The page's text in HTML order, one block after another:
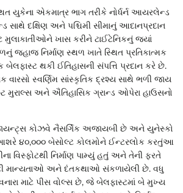
યુકેના એકમાત્ર ભાગ તરીકે નોર્ધર્ન આયરલેન્ડ
દક્ષિણ અને પશ્ચિમી સીમાનું આદાનપ્રદાન
મુલાકાતીઓને ખાસ કરીને ટાઈટેનિકનું જ્યાં
જહાજ નિર્માણ સ્થળ ખાતે સ્થિત પ્રતિકાત્મક
બેલફાસ્ટ થકી ઈતિહાસની સંપત્તિ પ્રદાન કરે છે.
સ્વર્ણિમ સાંસ્કૃતિક દ્રશ્ય સાથે ભળી જાય
મુરાલ્સ અને ઐતિહાસિક ગ્રાન્ડ ઓપેરા હાઉસનો
કોઝવે નૈસર્ગિક અજાયબી છે અને યુનેસ્કો
૪૦,૦૦૦ બેસોલ્ટ કોલમોને ઈન્ટરલોક કરતુંઆ
વિસ્ફોટથી નિર્માણ પામ્યું હતું અને તેની ફરતે
માન્યતાઓ અને દંતકથાઓ સંકળાયેલી છે. વધુ
માટે પીસ વોલ્સ છે, જે બેલફાસ્ટમાં બે મુખ્ય